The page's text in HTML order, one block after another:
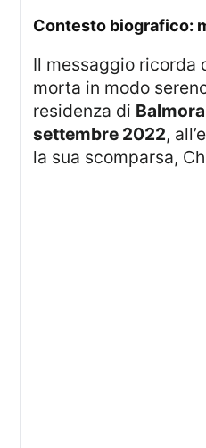
contesto biografico:
Il messaggio ricorda
morta in modo
residenza di
settembre 2022,
la sua scomparsa,